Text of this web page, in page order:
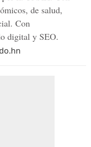
de salud,
Con
digital y SEO.